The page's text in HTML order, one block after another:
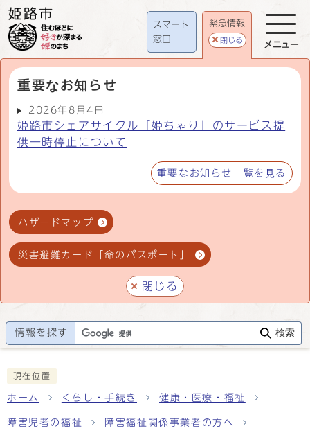
スマート
窓口
緊急情報
閉じる
重要なお知らせ
2026年8月4日
姫路市シェアサイクル「姫ちゃり」のサービス提
供一時停止について
重要なお知らせ一覧を見る
ハザードマップ
災害避難カード「命のパスポート」
閉じる
メニュー
情報を探す 検索
現在位置
ホーム くらし・手続き 健康・医療・福祉
障害児者の福祉 障害福祉関係事業者の方へ